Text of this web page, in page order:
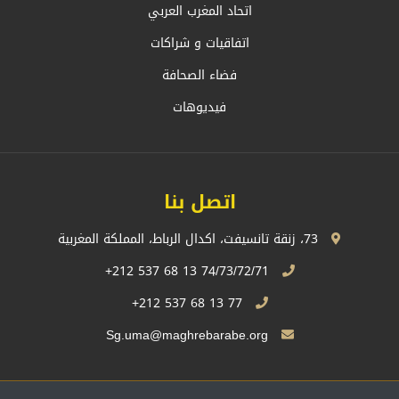
اتحاد المغرب العربي
اتفاقيات و شراكات
فضاء الصحافة
فيديوهات
اتصل بنا
77 13 68 537 212+